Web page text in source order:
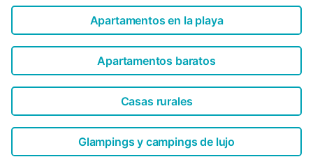
Apartamentos en la playa
Apartamentos baratos
Casas rurales
Glampings y campings de lujo